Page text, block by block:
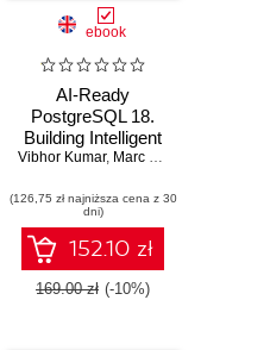
ebook
AI-Ready
PostgreSQL 18.
Building Intelligent
Data Systems with
Analytics, and
Vectors
Vibhor Kumar, Marc Linster
(126,75 zł najniższa cena z 30
dni)
152.10 zł
169.00 zł (-10%)